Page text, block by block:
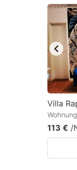
Villa
113 € /